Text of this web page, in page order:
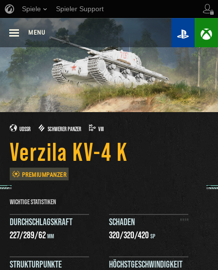
Spiele Spieler Support
MENU
UDSSR SCHWERER PANZER VIII
Verzila KV-4 K
PREMIUMPANZER
WICHTIGE STATISTIKEN
DURCHSCHLAGSKRAFT
227/289/62MM
SCHADEN
320/320/420SP
STRUKTURPUNKTE
HÖCHSTGESCHWINDIGKEIT